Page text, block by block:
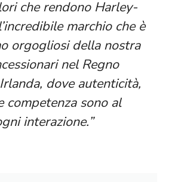
che rendono Harley-
marchio che è
orgogliosi della nostra
nel Regno
dove autenticità,
competenza sono al
interazione.”